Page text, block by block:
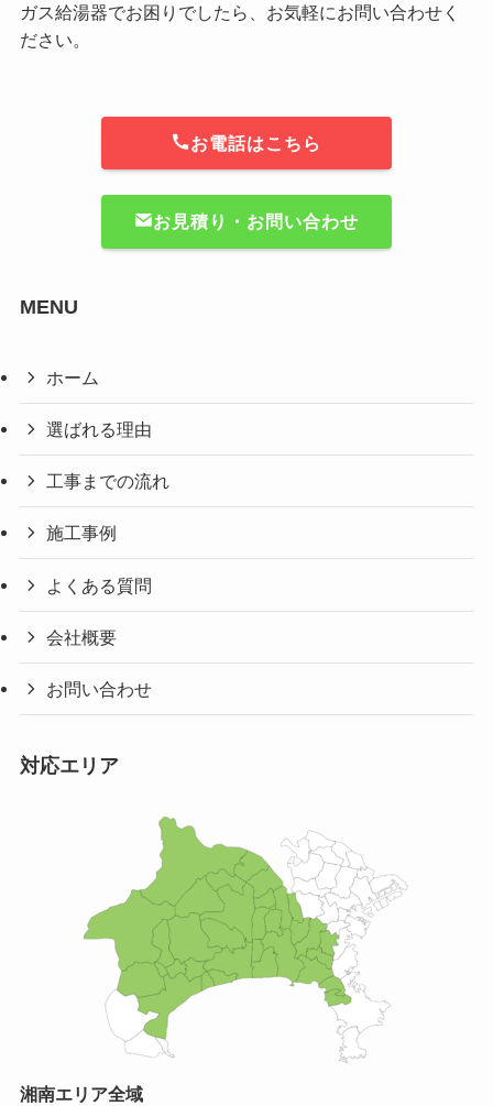
ガス給湯器でお困りでしたら、お気軽にお問い合わせく
ださい。
お電話はこちら
お見積り・お問い合わせ
MENU
ホーム
選ばれる理由
工事までの流れ
施工事例
よくある質問
会社概要
お問い合わせ
対応エリア
湘南エリア全域